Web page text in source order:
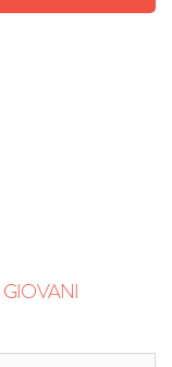
GIOVANI